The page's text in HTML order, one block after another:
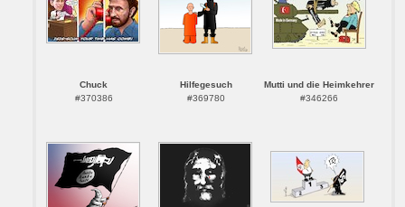
Chuck
#370386
Hilfegesuch
#369780
Mutti und die Heimkehrer
#346266